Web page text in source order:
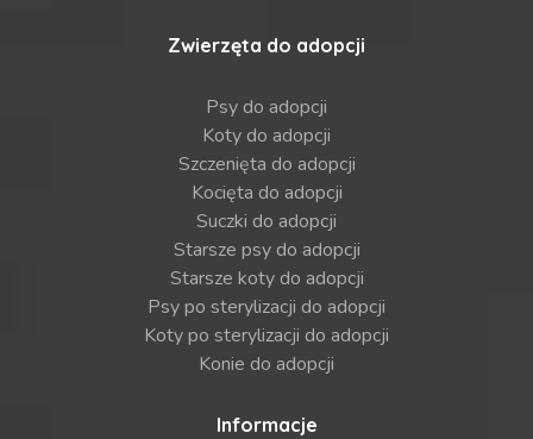
Zwierzęta do adopcji
Psy do adopcji
Koty do adopcji
Szczenięta do adopcji
Kocięta do adopcji
Suczki do adopcji
Starsze psy do adopcji
Starsze koty do adopcji
Psy po sterylizacji do adopcji
Koty po sterylizacji do adopcji
Konie do adopcji
Informacje